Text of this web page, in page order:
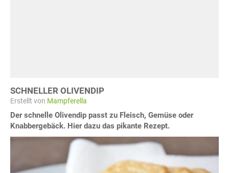
SCHNELLER OLIVENDIP
Erstellt von Mampferella
Der schnelle Olivendip passt zu Fleisch, Gemüse oder
Knabbergebäck. Hier dazu das pikante Rezept.